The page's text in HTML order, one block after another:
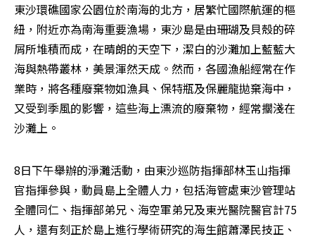
東沙環礁國家公園位於南海的北方，居繁忙國際航運的樞
紐，附近亦為南海重要漁場，東沙島是由珊瑚及貝殼的碎
屑所堆積而成，在晴朗的天空下，潔白的沙灘加上藍藍大
海與熱帶叢林，美景渾然天成。然而，各國漁船經常在作
業時，將各種廢棄物如漁具、保特瓶及保麗龍拋棄海中，
又受到季風的影響，這些海上漂流的廢棄物，經常擱淺在
沙灘上。
8日下午舉辦的淨灘活動，由東沙巡防指揮部林玉山指揮
官指揮參與，動員島上全體人力，包括海管處東沙管理站
全體同仁、指揮部弟兄、海空軍弟兄及東光醫院醫官計75
人，還有刻正於島上進行學術研究的海生館蕭澤民技正、